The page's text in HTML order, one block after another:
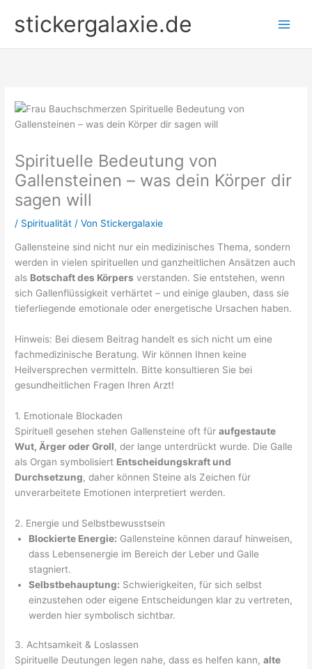
Inhaltstickergalaxie.de
Spirituelle Bedeutung von
Gallensteinen – was dein Körper dir
sagen will
/ Spiritualität / Von Stickergalaxie
Gallensteine sind nicht nur ein medizinisches Thema, sondern
werden in vielen spirituellen und ganzheitlichen Ansätzen auch
als Botschaft des Körpers verstanden. Sie entstehen, wenn
sich Gallenflüssigkeit verhärtet – und einige glauben, dass sie
tieferliegende emotionale oder energetische Ursachen haben.
Hinweis: Bei diesem Beitrag handelt es sich nicht um eine
fachmedizinische Beratung. Wir können Ihnen keine
Heilversprechen vermitteln. Bitte konsultieren Sie bei
gesundheitlichen Fragen Ihren Arzt!
1. Emotionale Blockaden
Spirituell gesehen stehen Gallensteine oft füraufgestaute
Wut, Ärger oder Groll, der lange unterdrückt wurde. Die Galle
als Organ symbolisiert Entscheidungskraft und
Durchsetzung, daher können Steine als Zeichen für
unverarbeitete Emotionen interpretiert werden.
2. Energie und Selbstbewusstsein
Blockierte Energie: Gallensteine können darauf hinweisen,
dass Lebensenergie im Bereich der Leber und Galle
stagniert.
Selbstbehauptung: Schwierigkeiten, für sich selbst
einzustehen oder eigene Entscheidungen klar zu vertreten,
werden hier symbolisch sichtbar.
3. Achtsamkeit & Loslassen
Spirituelle Deutungen legen nahe, dass es helfen kann,alte